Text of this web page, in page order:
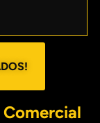
Comercial